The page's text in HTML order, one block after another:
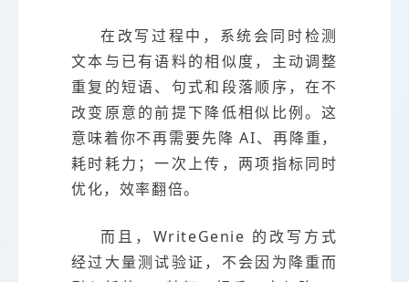
在改写过程中，系统会同时检测
文本与已有语料的相似度，主动调整
重复的短语、句式和段落顺序，在不
改变原意的前提下降低相似比例。这
意味着你不再需要先降 AI、再降重，
耗时耗力；一次上传，两项指标同时
优化，效率翻倍。
而且，WriteGenie 的改写方式
经过大量测试验证，不会因为降重而